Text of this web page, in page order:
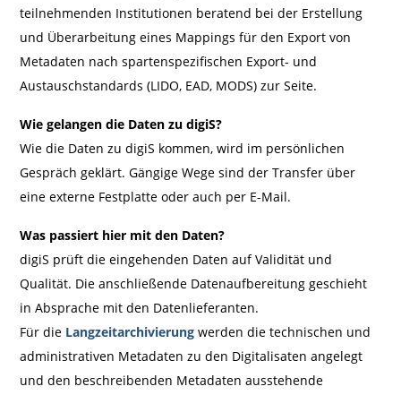
teilnehmenden Institutionen beratend bei der Erstellung
und Überarbeitung eines Mappings für den Export von
Metadaten nach spartenspezifischen Export- und
Austauschstandards (LIDO, EAD, MODS) zur Seite.
Wie gelangen die Daten zu digiS?
Wie die Daten zu digiS kommen, wird im persönlichen
Gespräch geklärt. Gängige Wege sind der Transfer über
eine externe Festplatte oder auch per E-Mail.
Was passiert hier mit den Daten?
digiS prüft die eingehenden Daten auf Validität und
Qualität. Die anschließende Datenaufbereitung geschieht
in Absprache mit den Datenlieferanten.
Für die Langzeitarchivierung werden die technischen und
administrativen Metadaten zu den Digitalisaten angelegt
und den beschreibenden Metadaten ausstehende